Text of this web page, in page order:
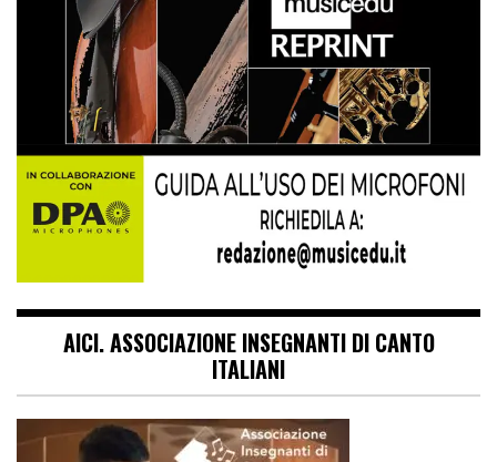
AICI. ASSOCIAZIONE INSEGNANTI DI CANTO
ITALIANI